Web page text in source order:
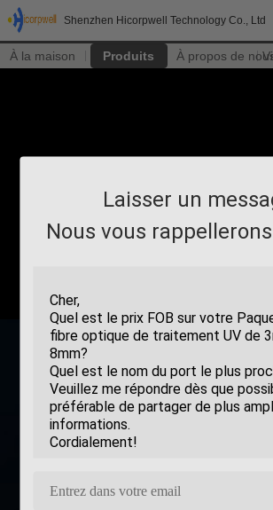
Shenzhen Hicorpwell Technology Co., Ltd
À la maison Produits À propos de
Laisser un
Nous vous